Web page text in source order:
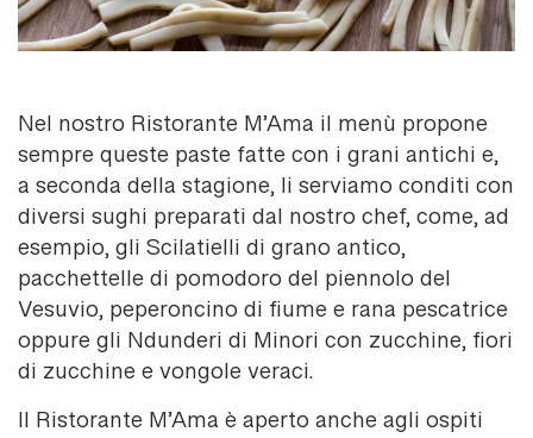
Nel nostro Ristorante M’Ama il menù propone
sempre queste paste fatte con i grani antichi e,
a seconda della stagione, li serviamo conditi con
diversi sughi preparati dal nostro chef, come, ad
esempio, gli Scilatielli di grano antico,
pacchettelle di pomodoro del piennolo del
Vesuvio, peperoncino di fiume e rana pescatrice
oppure gli Ndunderi di Minori con zucchine, fiori
di zucchine e vongole veraci.
Il Ristorante M’Ama è aperto anche agli ospiti